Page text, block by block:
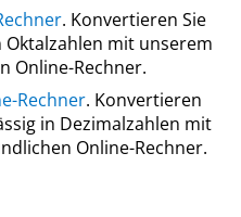
. Konvertieren Sie
mit unserem
Online-Rechner.
Rechner. Konvertieren
in Dezimalzahlen mit
Online-Rechner.